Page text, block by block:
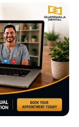
Knee Braces -